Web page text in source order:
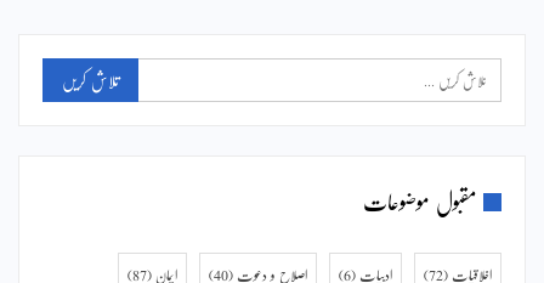
مقبول موضوعات
اخلاقیات (72) ادبیات (6) اصلاح و دعوت (40) ایمان (87)